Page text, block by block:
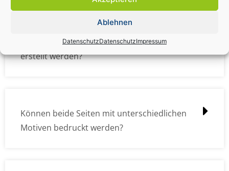
Ablehnen
DatenschutzDatenschutzImpressum
Wie müssen die Druckdateien angelegt /
erstellt werden?
Können beide Seiten mit unterschiedlichen
Motiven bedruckt werden?